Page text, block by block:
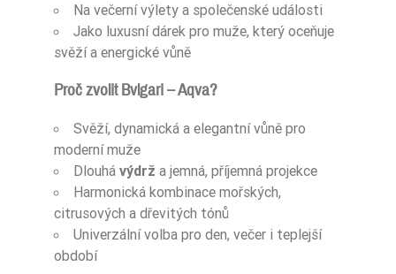
Na večerní výlety a společenské události
Jako luxusní dárek pro muže, který oceňuje
svěží a energické vůně
Proč zvolit Bvlgari – Aqva?
Svěží, dynamická a elegantní vůně pro
moderní muže
Dlouhá výdrž a jemná, příjemná projekce
Harmonická kombinace mořských,
citrusových a dřevitých tónů
Univerzální volba pro den, večer i teplejší
období